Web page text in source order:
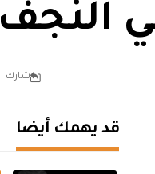
النجف
شارك
قد يهمك أيضا